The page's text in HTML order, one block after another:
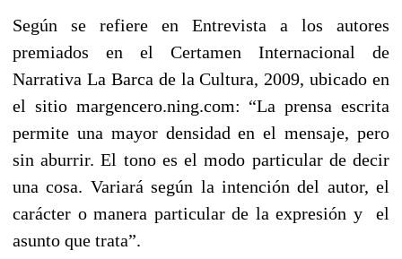
Según se refiere en Entrevista a los autores
premiados en el Certamen Internacional de
Narrativa La Barca de la Cultura, 2009, ubicado en
el sitio margencero.ning.com: “La prensa escrita
permite una mayor densidad en el mensaje, pero
sin aburrir. El tono es el modo particular de decir
una cosa. Variará según la intención del autor, el
carácter o manera particular de la expresión y el
asunto que trata”.